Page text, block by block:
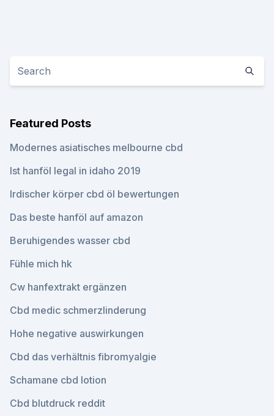
Featured Posts
Modernes asiatisches melbourne cbd
Ist hanföl legal in idaho 2019
Irdischer körper cbd öl bewertungen
Das beste hanföl auf amazon
Beruhigendes wasser cbd
Fühle mich hk
Cw hanfextrakt ergänzen
Cbd medic schmerzlinderung
Hohe negative auswirkungen
Cbd das verhältnis fibromyalgie
Schamane cbd lotion
Cbd blutdruck reddit